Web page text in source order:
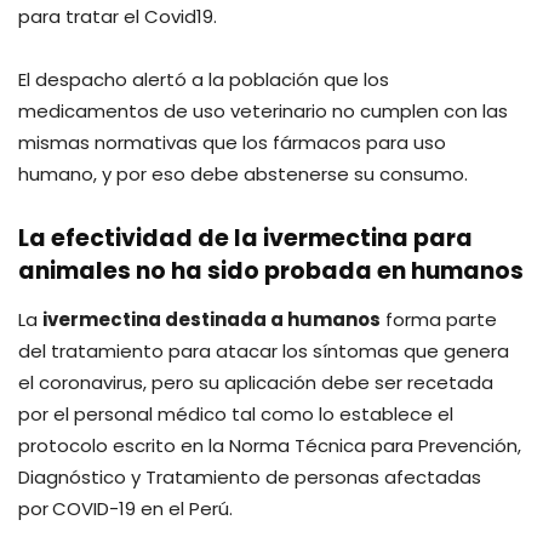
para tratar el Covid19.
El despacho alertó a la población que los
medicamentos de uso veterinario no cumplen con las
mismas normativas que los fármacos para uso
humano, y por eso debe abstenerse su consumo.
La efectividad de la ivermectina para
animales no ha sido probada en humanos
La ivermectina destinada a humanos forma parte
del tratamiento para atacar los síntomas que genera
el coronavirus, pero su aplicación debe ser recetada
por el personal médico tal como lo establece el
protocolo escrito en la Norma Técnica para Prevención,
Diagnóstico y Tratamiento de personas afectadas
porCOVID-19 en el Perú.